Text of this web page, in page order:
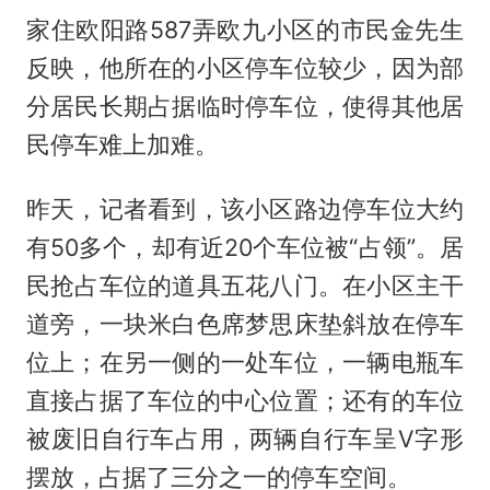
家住欧阳路587弄欧九小区的市民金先生
反映，他所在的小区停车位较少，因为部
分居民长期占据临时停车位，使得其他居
民停车难上加难。
昨天，记者看到，该小区路边停车位大约
有50多个，却有近20个车位被“占领”。居
民抢占车位的道具五花八门。在小区主干
道旁，一块米白色席梦思床垫斜放在停车
位上；在另一侧的一处车位，一辆电瓶车
直接占据了车位的中心位置；还有的车位
被废旧自行车占用，两辆自行车呈V字形
摆放，占据了三分之一的停车空间。